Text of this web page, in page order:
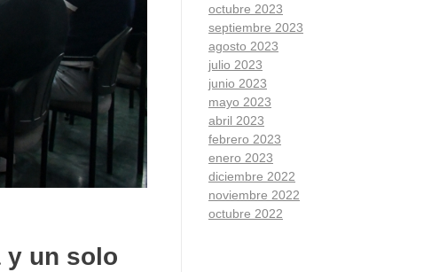
y un solo
octubre 2023
septiembre 2023
agosto 2023
julio 2023
junio 2023
mayo 2023
abril 2023
febrero 2023
enero 2023
diciembre 2022
noviembre 2022
octubre 2022